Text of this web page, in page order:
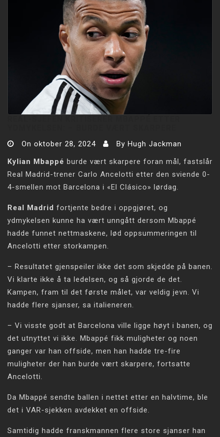
On oktober 28, 2024 By Hugh Jackman
Kylian Mbappé burde vært skarpere foran mål, fastslår
Real Madrid-trener Carlo Ancelotti etter den sviende 0-
4-smellen mot Barcelona i «El Clásico» lørdag.
Real Madrid fortjente bedre i oppgjøret, og
ydmykelsen kunne ha vært unngått dersom Mbappé
hadde funnet nettmaskene, lød oppsummeringen til
Ancelotti etter storkampen.
– Resultatet gjenspeiler ikke det som skjedde på banen.
Vi klarte ikke å ta ledelsen, og så gjorde de det.
Kampen, fram til det første målet, var veldig jevn. Vi
hadde flere sjanser, sa italieneren.
– Vi visste godt at Barcelona ville ligge høyt i banen, og
det utnyttet vi ikke. Mbappé fikk muligheter og noen
ganger var han offside, men han hadde tre-fire
muligheter der han burde vært skarpere, fortsatte
Ancelotti.
Da Mbappé sendte ballen i nettet etter en halvtime, ble
det i VAR-sjekken avdekket en offside.
Samtidig hadde franskmannen flere store sjanser han